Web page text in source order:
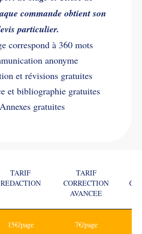
commande obtient son
particulier.
correspond à 360 mots
anonyme
et révisions gratuites
et bibliographie gratuites
Annexes gratuites
TARIF
REDACTION
TARIF
CORRECTION
AVANCEE
15€/page 7€/page